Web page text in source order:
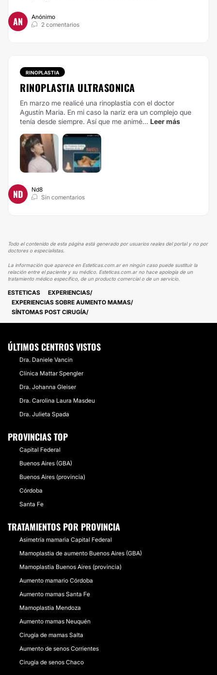
AN
Anónimo
2 comentarios
RINOPLASTIA
RINOPLASTIA ULTRASONICA
En marzo me realicé una rinoplastia con el doctor
Agustín Maria. En mi caso la nariz era un complejo que
tenía desde siempre. Así que me animé... Leer más
ND
Nd8
Sin comentarios
Todo el contenido de esta página está generado por usuarios reales del portal y no por
doctores o especialistas.
La información que aparece en Esteticas.com.ar en ningún caso puede sustituir la
relación entre el paciente y su médico. Esteticas.com.ar no hace apología de un
tratamiento médico específico, de un producto comercial o de un servicio.
ESTETICAS
EXPERIENCIAS
EXPERIENCIAS SOBRE AUMENTO MAMAS
SÍNTOMAS POST CIRUGÍA
ÚLTIMOS CENTROS VISTOS
Dra. Daniele Vancin
Clínica Mattar Spengler
Dra. Johanna Gleiser
Dra. Carolina Laura Masdeu
Dra. Julieta Spada
PROVINCIAS TOP
Capital Federal
Buenos Aires (GBA)
Buenos Aires (provincia)
Córdoba
Santa Fe
TRATAMIENTOS POR PROVINCIA
Asimetría mamaria Capital Federal
Mamoplastia de aumento Buenos Aires (GBA)
Mamoplastia Buenos Aires (provincia)
Aumento mamario Córdoba
Aumento mamas Santa Fe
Mamoplastia Mendoza
Aumento mamas Neuquén
Cirugía de mamas Salta
Aumento de senos Corrientes
Cirugía de senos Chaco